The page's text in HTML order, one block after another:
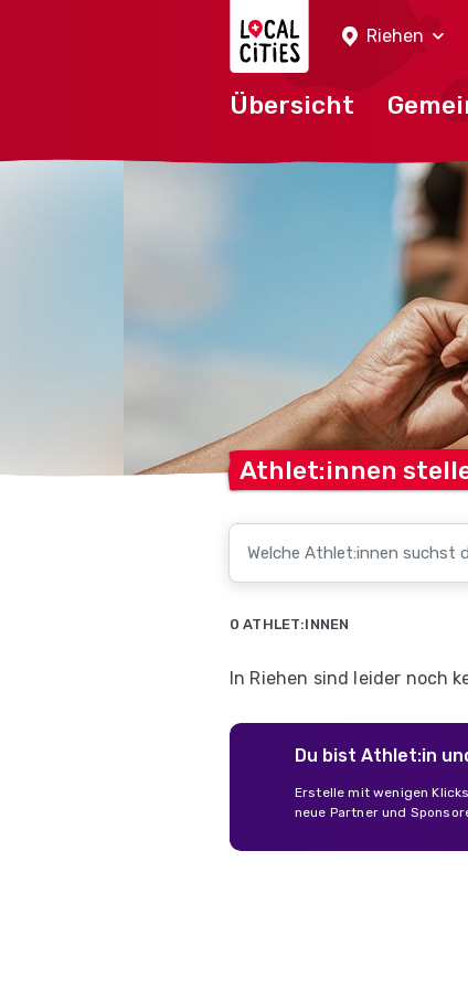
Riehen
Übersicht
Athlet:innen
0 ATHLET:INNEN
In Riehen sind leider noch
Du bist Athlet:in
Erstelle mit wenigen
neue Partner und